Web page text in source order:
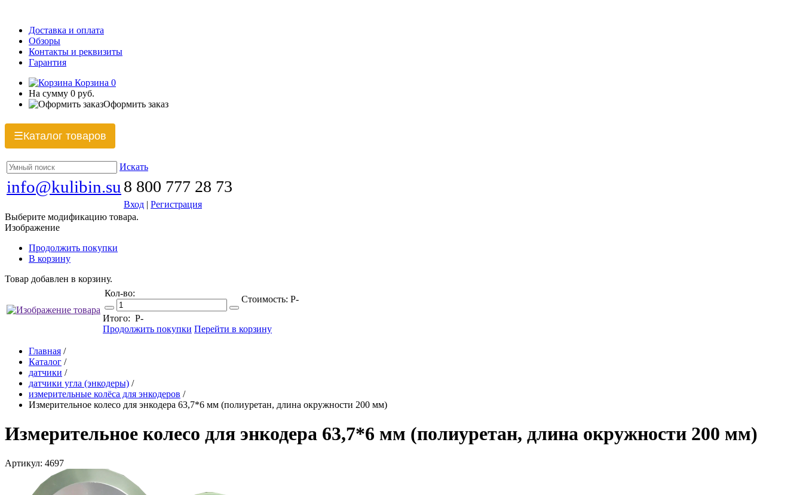
Доставка и оплата
Обзоры
Контакты и реквизиты
Гарантия
Корзина 0
На сумму 0 руб.
Оформить заказ
☰Каталог товаров
Искать
info@kulibin.su 8 800 777 28 73
Вход | Регистрация
Выберите модификацию товара.
Изображение
Продолжить покупки
В корзину
Товар добавлен в корзину.
Кол-во:
Стоимость: Р-
Итого: Р-
Продолжить покупки Перейти в корзину
Главная /
Каталог /
датчики /
датчики угла (энкодеры) /
измерительные колёса для энкодеров /
Измерительное колесо для энкодера 63,7*6 мм (полиуретан, длина окружности 200 мм)
Измерительное колесо для энкодера 63,7*6 мм (полиуретан, длина окружности 200 мм)
Артикул: 4697